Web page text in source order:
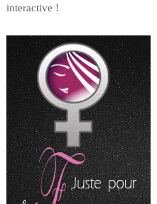
interactive !